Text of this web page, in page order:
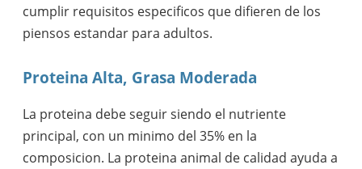
cumplir requisitos especificos que difieren de los
piensos estandar para adultos.
Proteina Alta, Grasa Moderada
La proteina debe seguir siendo el nutriente
principal, con un minimo del 35% en la
composicion. La proteina animal de calidad ayuda a